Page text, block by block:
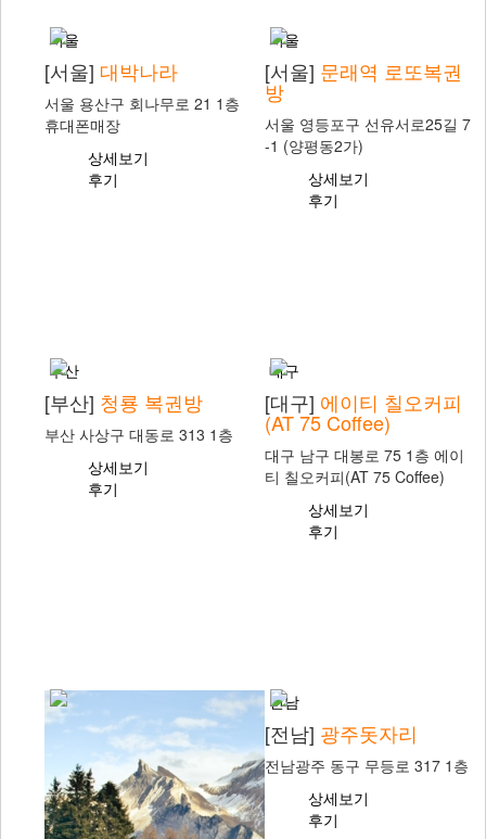
서울
[서울] 대박나라
서울 용산구 회나무로 21 1층
휴대폰매장
상세보기
후기
서울
[서울] 문래역 로또복권
방
서울 영등포구 선유서로25길 7
-1 (양평동2가)
상세보기
후기
부산
[부산] 청룡 복권방
부산 사상구 대동로 313 1층
상세보기
후기
대구
[대구] 에이티 칠오커피
(AT 75 Coffee)
대구 남구 대봉로 75 1층 에이
티 칠오커피(AT 75 Coffee)
상세보기
후기
전남
[전남] 광주돗자리
전남광주 동구 무등로 317 1층
상세보기
후기